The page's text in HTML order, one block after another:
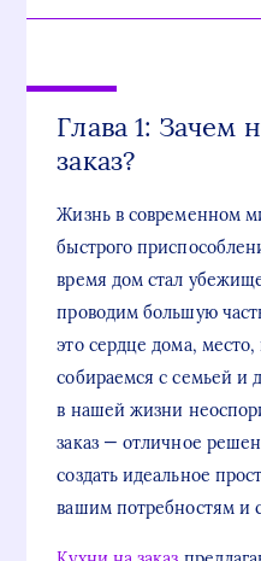
Глава 1: Зачем
заказ?
Жизнь в современном
быстрого
время дом стал
проводим большую
это сердце дома,
собираемся с семьей и
в нашей жизни
заказ — отличное
создать идеальное
вашим потребностям и